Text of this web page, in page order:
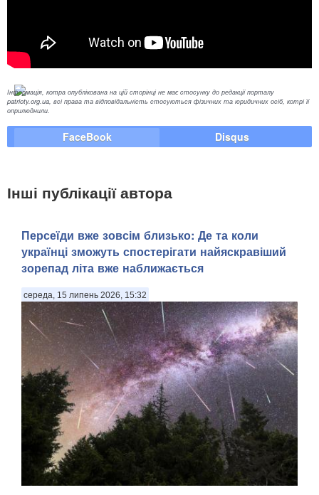
Інформація, котра опублікована на цій сторінці не має стосунку до редакції порталу
patrioty.org.ua, всі права та відповідальність стосуються фізичних та юридичних осіб, котрі її
оприлюднили.
FaceBook Disqus
Інші публікації автора
Персеїди вже зовсім близько: Де та коли
українці зможуть спостерігати найяскравіший
зорепад літа вже наближається
середа, 15 липень 2026, 15:32